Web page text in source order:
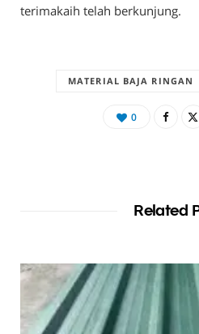
terimakaih telah berkunjung.
MATERIAL BAJA RINGAN
0
Related